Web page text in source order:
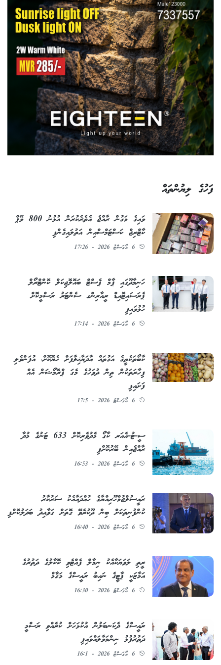
ފަހުގެ ލިޔުންތައް
ވައިގެ މަގުން ރާއްޖެ އެތެރެކުރަން އުޅުނު 800 ވޭޕް
ކާޓްރިޖް ކަސްޓަމްސްއިން އަތުލައިގެންފި
6 އޯގަސްޓު 2026 - 17:26
ހަނިމާދޫގައި ޕާމް ޕެސްޓް ބައޮލޮޖިކަލް ކޮންޓްރޯލް
ޕެރަސައިޓޮއިޑް ރީއާރިންގ ސެންޓަރު ރަސްމީކޮށް
ހުޅުވައިފި
6 އޯގަސްޓު 2026 - 17:14
ކާބޯތަކެތީގެ އަގުތައް އާދަޔާޚިލާފަށް ހެޔޮކޮށް، އުފަންވެލި
ފިހާރަތަކުން ތިން ދުވަހުގެ މެގަ ޕްރޮމޯޝަން އެއް
ފަށައިފި
6 އޯގަސްޓު 2026 - 17:5
ސީ-ޓު-އެއަރ ކާގޯ މެދުވެރިކޮށް 633 ޓަނުގެ މުދާ
ރާއްޖެއިން ބޭރުކޮށްފި
6 އޯގަސްޓު 2026 - 16:53
ރައީސުލްޖުމްހޫރިއްޔާގެ ހުއްދައާއެކު ސަރުކާރު
ކުންފުނިތަކަށް ބިން ދޫކުރެވޭ ގޮތަށް ގަވާއިދު ބަދަލުކޮށްފި
6 އޯގަސްޓު 2026 - 16:40
ރީތި ލަވަޔަކާއެކު ނިމާލް ފެއްޓެވި ކޮކާލުގެ ދަތުރުގެ
އަމާޒަކީ ޕާޓީގެ ނައިބު ރައީސްގެ މަޤާމް
6 އޯގަސްޓު 2026 - 16:30
ރައީސްގެ ދެކަނބަލުން އުކުޅަހަށް ކުރެއްވި ރަސްމީ
ދަތުރުފުޅު ނިންމަވާލައްވައިފި
6 އޯގަސްޓު 2026 - 16:1